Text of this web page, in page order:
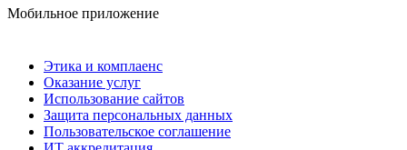
Мобильное приложение
Этика и комплаенс
Оказание услуг
Использование сайтов
Защита персональных данных
Пользовательское соглашение